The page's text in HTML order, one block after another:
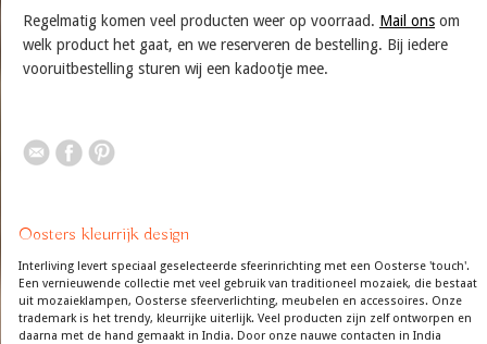
Regelmatig komen veel producten weer op voorraad. Mail ons om
welk product het gaat, en we reserveren de bestelling. Bij iedere
vooruitbestelling sturen wij een kadootje mee.
Oosters kleurrijk design
Interliving levert speciaal geselecteerde sfeerinrichting met een Oosterse 'touch'.
Een vernieuwende collectie met veel gebruik van traditioneel mozaiek, die bestaat
uit mozaieklampen, Oosterse sfeerverlichting, meubelen en accessoires. Onze
trademark is het trendy, kleurrijke uiterlijk. Veel producten zijn zelf ontworpen en
daarna met de hand gemaakt in India. Door onze nauwe contacten in India